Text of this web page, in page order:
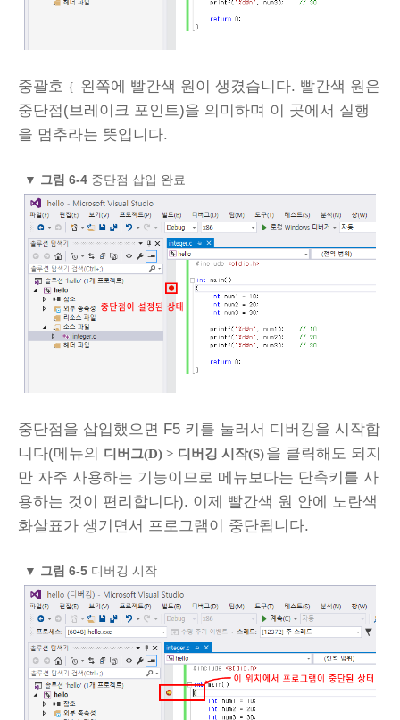
중괄호 { 왼쪽에 빨간색 원이 생겼습니다. 빨간색 원은
중단점(브레이크 포인트)을 의미하며 이 곳에서 실행
을 멈추라는 뜻입니다.
▼ 그림 6-4중단점 삽입 완료
중단점을 삽입했으면 F5 키를 눌러서 디버깅을 시작합
니다(메뉴의 디버그(D) > 디버깅 시작(S)을 클릭해도 되지
만 자주 사용하는 기능이므로 메뉴보다는 단축키를 사
용하는 것이 편리합니다). 이제 빨간색 원 안에 노란색
화살표가 생기면서 프로그램이 중단됩니다.
▼ 그림 6-5디버깅 시작